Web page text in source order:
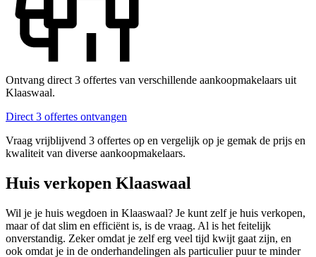
Ontvang direct 3 offertes van verschillende aankoopmakelaars uit
Klaaswaal.
Direct 3 offertes ontvangen
Vraag vrijblijvend 3 offertes op en vergelijk op je gemak de prijs en
kwaliteit van diverse aankoopmakelaars.
Huis verkopen Klaaswaal
Wil je je huis wegdoen in Klaaswaal? Je kunt zelf je huis verkopen,
maar of dat slim en efficiënt is, is de vraag. Al is het feitelijk
onverstandig. Zeker omdat je zelf erg veel tijd kwijt gaat zijn, en
ook omdat je in de onderhandelingen als particulier puur te minder